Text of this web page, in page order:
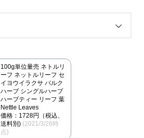
100g単位量売 ネトルリ
ーフ ネットルリーフ セ
イヨウイラクサ バルク
ハーブ シングルハーブ
ハーブティー リーフ 葉
Nettle Leaves
価格：1728円（税込、
送料別) (2021/3/26時
点)